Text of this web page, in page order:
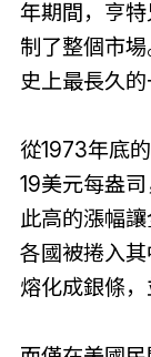
年期間，亨
制了整個市
史上最長久的
從1973年底
19美元每盎
此高的漲幅讓
各國被捲入
熔化成銀條，